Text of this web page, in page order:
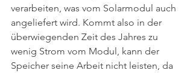
verarbeiten, was vom Solarmodul auch
angeliefert wird. Kommt also in der
überwiegenden Zeit des Jahres zu
wenig Strom vom Modul, kann der
Speicher seine Arbeit nicht leisten, da